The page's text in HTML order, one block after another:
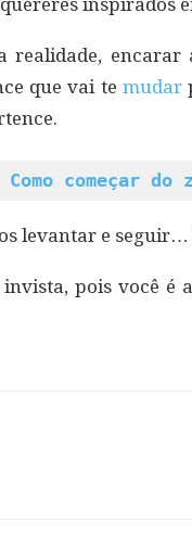
quereres inspirados
realidade, encarar
que vai te mudar
Como começar
levantar e seguir…
invista, pois você